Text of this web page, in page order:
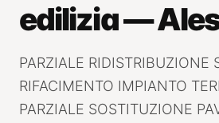
edilizia —
PARZIALE RIDISTRIBUZIONE
RIFACIMENTO IMPIANTO
PARZIALE SOSTITUZIONE